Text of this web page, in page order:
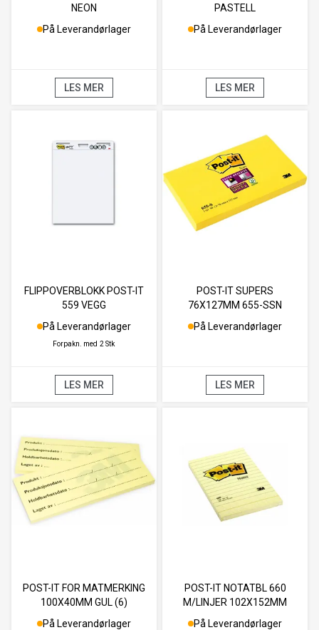
NEON
På Leverandørlager
LES MER
PASTELL
På Leverandørlager
LES MER
FLIPPOVERBLOKK POST-IT
559 VEGG
På Leverandørlager
Forpakn. med 2 Stk
LES MER
POST-IT SUPERS
76X127MM 655-SSN
ULTRAGUL (12)
På Leverandørlager
LES MER
POST-IT FOR MATMERKING
100X40MM GUL (6)
På Leverandørlager
POST-IT NOTATBL 660
M/LINJER 102X152MM
På Leverandørlager